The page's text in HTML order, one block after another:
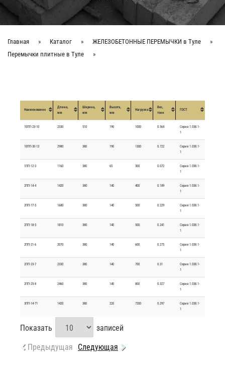
Главная » Каталог » ЖЕЛЕЗОБЕТОННЫЕ ПЕРEМЫЧКИ в Туле
»
Перемычки плитные в Туле
»
Наименование
Длина,
мм
Ширина,
мм
Высота,
мм
Нагрузка
Вес,
тонн
ГОСТ
10ПП-23-10 2330 510 190 1000 0.564
Серия 1.038.1-
1
10ПП-30-13 2980 380 190 1300 0.722
Серия 1.038.1-
1
1ПП-12-3 1160 380 65 300 0.072
Серия 1.038.1-
1
2ПП-14-4 1420 380 140 400 0.189
Серия 1.038.1-
1
2ПП-17-5 1680 380 140 500 0.229
Серия 1.038.1-
1
2ПП-18-5 1810 380 140 500 0.241
Серия 1.038.1-
1
2ПП-21-6 2070 380 140 600 0.275
Серия 1.038.1-
1
2ПП-23-7 2330 380 140 700 0.31
Серия 1.038.1-
1
2ПП-25-8 2460 380 140 800 0.327
Серия 1.038.1-
1
3ПП-14-71 1420 380 220 7200 0.297
Серия 1.038.1-
1
Показать записей
Предыдущая Следующая